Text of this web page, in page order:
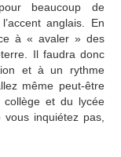
beaucoup de
anglais. En
à « avaler » des
Il faudra donc
et à un rythme
même peut-être
collège et du lycée
inquiétez pas,